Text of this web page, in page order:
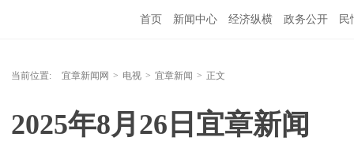
首页 新闻中心 经济纵横 政务公开 民
当前位置: 宜章新闻网 > 电视 > 宜章新闻 > 正文
2025年8月26日宜章新闻